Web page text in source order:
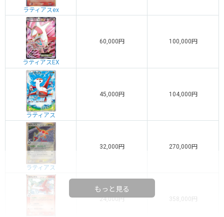
ラティアスex
ラティアスEX
60,000円 100,000円
ラティアス
45,000円 104,000円
ラティアス
32,000円 270,000円
24,000円 358,000円
もっと見る